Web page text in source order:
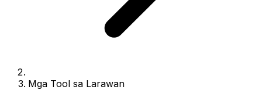
Mga Tool sa Larawan